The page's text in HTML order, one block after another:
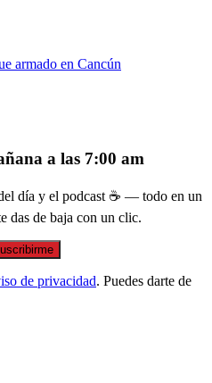
armado en Cancún
a las 7:00 am
día y el podcast ☕ — todo en un
das de baja con un clic.
de privacidad. Puedes darte de